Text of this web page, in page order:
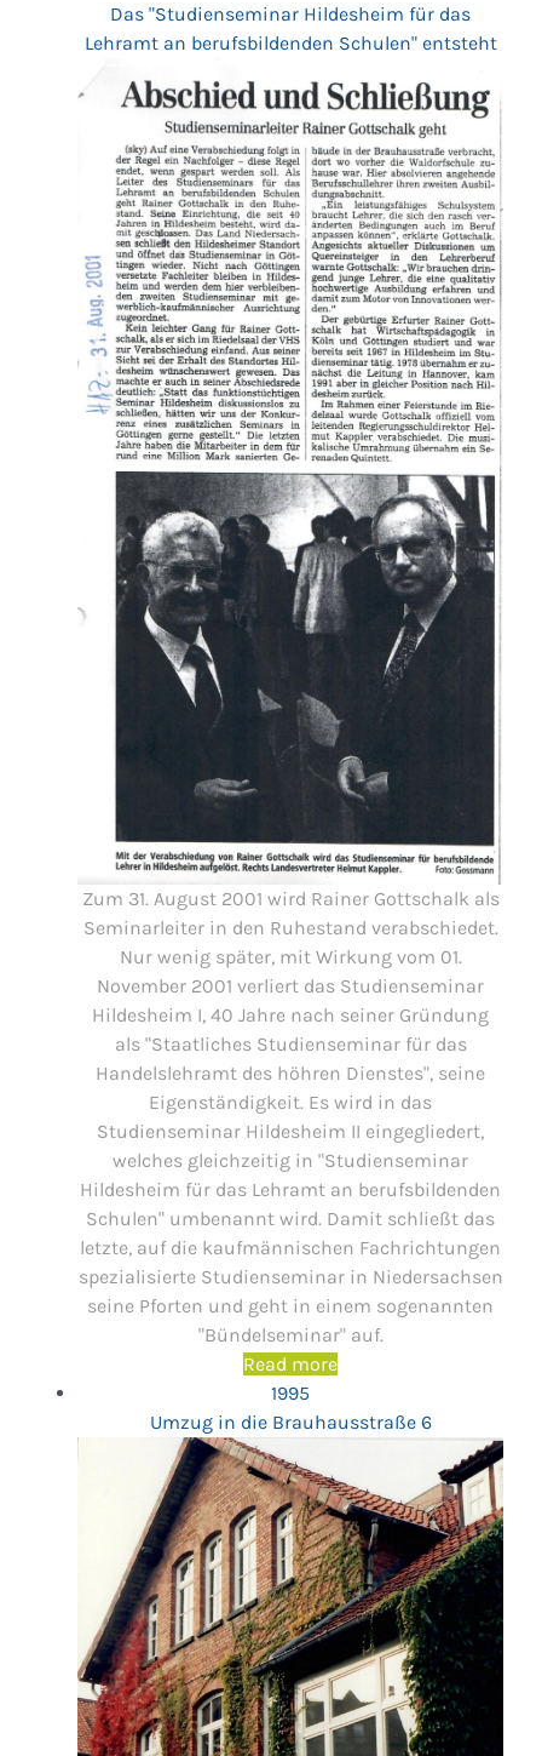
Das "Studienseminar Hildesheim für das
Lehramt an berufsbildenden Schulen" entsteht
Zum 31. August 2001 wird Rainer Gottschalk als
Seminarleiter in den Ruhestand verabschiedet.
Nur wenig später, mit Wirkung vom 01.
November 2001 verliert das Studienseminar
Hildesheim I, 40 Jahre nach seiner Gründung
als "Staatliches Studienseminar für das
Handelslehramt des höhren Dienstes", seine
Eigenständigkeit. Es wird in das
Studienseminar Hildesheim II eingegliedert,
welches gleichzeitig in "Studienseminar
Hildesheim für das Lehramt an berufsbildenden
Schulen" umbenannt wird. Damit schließt das
letzte, auf die kaufmännischen Fachrichtungen
spezialisierte Studienseminar in Niedersachsen
seine Pforten und geht in einem sogenannten
"Bündelseminar" auf.
Read more
1995
Umzug in die Brauhausstraße 6